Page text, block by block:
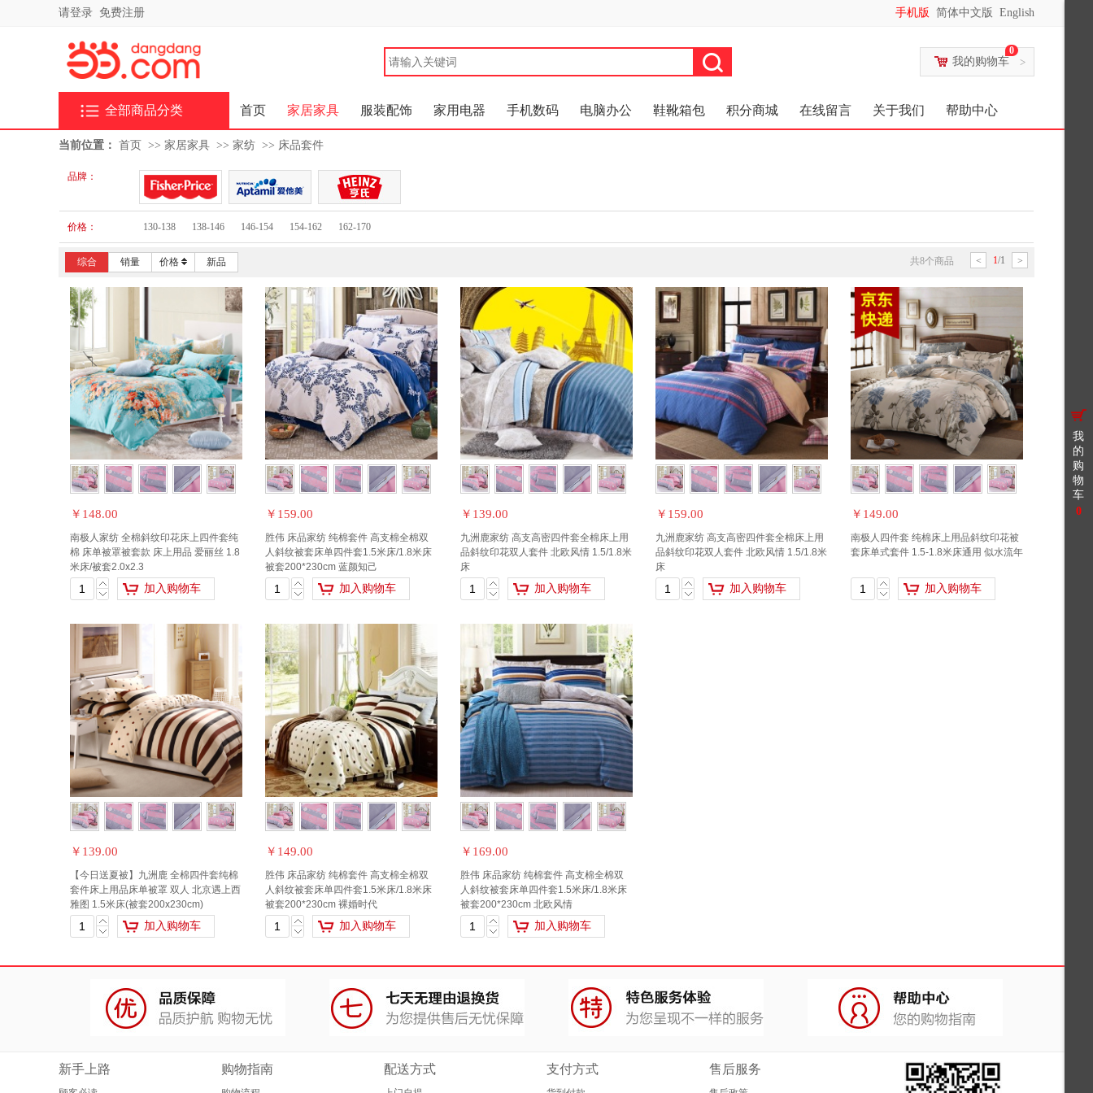
请登录 免费注册 手机版 简体中文版 English
>
0
我的购物车
全部商品分类 首页 家居家具 服装配饰 家用电器 手机数码 电脑办公 鞋靴箱包 积分商城 在线留言 关于我们 帮助中心
当前位置： 首页 >> 家居家具 >> 家纺 >> 床品套件
品牌：
价格： 130-138 138-146 146-154 154-162 162-170
综合 销量 价格 新品 < 1/1 >
共8个商品
￥148.00
南极人家纺 全棉斜纹印花床上四件套纯
棉 床单被罩被套款 床上用品 爱丽丝 1.8
米床/被套2.0x2.3
加入购物车
￥159.00
胜伟 床品家纺 纯棉套件 高支棉全棉双
人斜纹被套床单四件套1.5米床/1.8米床
被套200*230cm 蓝颜知己
加入购物车
￥139.00
九洲鹿家纺 高支高密四件套全棉床上用
品斜纹印花双人套件 北欧风情 1.5/1.8米
床
加入购物车
￥159.00
九洲鹿家纺 高支高密四件套全棉床上用
品斜纹印花双人套件 北欧风情 1.5/1.8米
床
加入购物车
￥149.00
南极人四件套 纯棉床上用品斜纹印花被
套床单式套件 1.5-1.8米床通用 似水流年
加入购物车
￥139.00
【今日送夏被】九洲鹿 全棉四件套纯棉
套件床上用品床单被罩 双人 北京遇上西
雅图 1.5米床(被套200x230cm)
加入购物车
￥149.00
胜伟 床品家纺 纯棉套件 高支棉全棉双
人斜纹被套床单四件套1.5米床/1.8米床
被套200*230cm 裸婚时代
加入购物车
￥169.00
胜伟 床品家纺 纯棉套件 高支棉全棉双
人斜纹被套床单四件套1.5米床/1.8米床
被套200*230cm 北欧风情
加入购物车
新手上路 购物指南 配送方式 支付方式 售后服务
我
的
购
物
车
0